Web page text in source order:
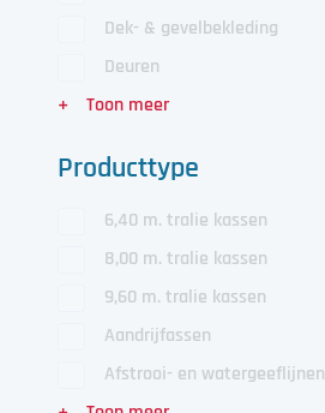
Dek- & gevelbekleding
Deuren
Producttype
6,40 m. tralie kassen
8,00 m. tralie kassen
9,60 m. tralie kassen
Aandrijfassen
Afstrooi- en watergeeflijnen